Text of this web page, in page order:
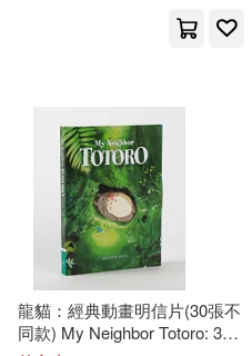
龍貓：經典動畫明信片(30張不
同款) My Neighbor Totoro: 30